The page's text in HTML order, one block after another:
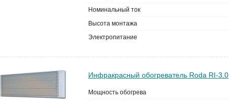
Номинальный ток
Высота монтажа
Электропитание
Инфракрасный обогреватель Roda RI-3.0
Мощность обогрева